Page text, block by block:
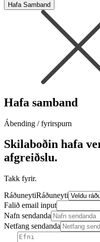
Hafa Samband
Hafa samband
Ábending / fyrirspurn
Skilaboðin hafa
afgreiðslu.
Takk fyrir.
RáðuneytiRáðuneyti
Falið email input
Nafn sendanda
Netfang sendanda